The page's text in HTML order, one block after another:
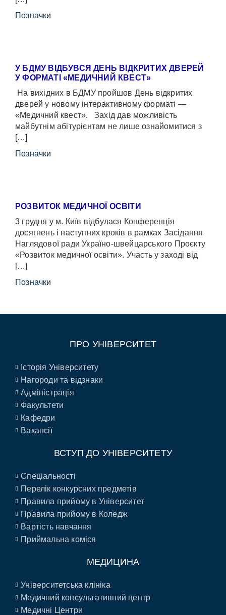
Позначки
У БДМУ ВІДБУВСЯ ДЕНЬ ВІДКРИТИХ ДВЕРЕЙ
У ФОРМАТІ «МЕДИЧНИЙ КВЕСТ»
На вихідних в БДМУ пройшов День відкритих
дверей у новому інтерактивному форматі —
«Медичний квест». Захід дав можливість
майбутнім абітурієнтам не лише ознайомитися з
[…]
Позначки
РОЗВИТОК МЕДИЧНОЇ ОСВІТИ
3 грудня у м. Київ відбулася Конференція
досягнень і наступних кроків в рамках Засідання
Наглядової ради Україно-швейцарського Проєкту
«Розвиток медичної освіти». Участь у заході від
[…]
Позначки
ПРО УНІВЕРСИТЕТ
Історія Університету
Нагороди та відзнаки
Адміністрація
Факультети
Кафедри
Вакансії
ВСТУП ДО УНІВЕРСИТЕТУ
Спеціальності
Перелік конкурсних предметів
Правила прийому в Університет
Правила прийому в Коледж
Вартість навчання
Приймальна коміся
МЕДИЦИНА
Університетська клініка
Медичний консультативний центр
Медичні Центри